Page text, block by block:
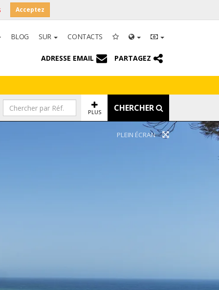
Acceptez
BLOG SUR CONTACTS
ADRESSE EMAIL PARTAGEZ
PLUS CHERCHER
PLEIN ÉCRAN